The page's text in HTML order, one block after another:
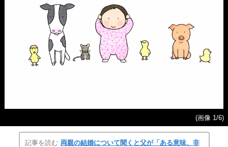
(画像 1/6)
記事を読む 両親の結婚について聞くと父が「ある意味、非